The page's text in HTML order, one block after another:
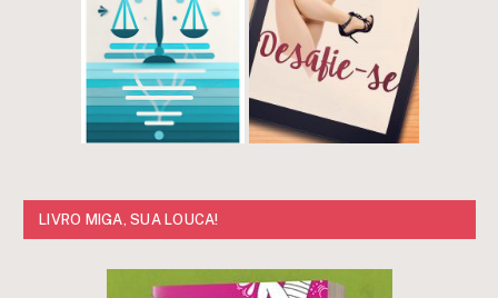
LIVRO MIGA, SUA LOUCA!